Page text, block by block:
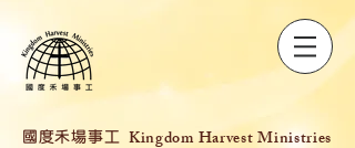
​國度禾場事工 Kingdom Harvest Ministries